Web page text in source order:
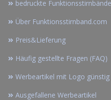
bedruckte
Über Funktionsstirnband.com
Preis&Lieferung
Häufig gestellte Fragen (FAQ)
Werbeartikel mit Logo günstig
Ausgefallene Werbeartikel